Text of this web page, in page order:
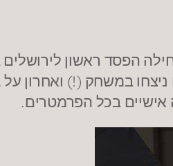
הפסד ראשון
המשחקים של גלבוע/גליל נגד ירושלים, כאשר גלבוע/גליל קלעו
אישיים בכל הפרמטרים.